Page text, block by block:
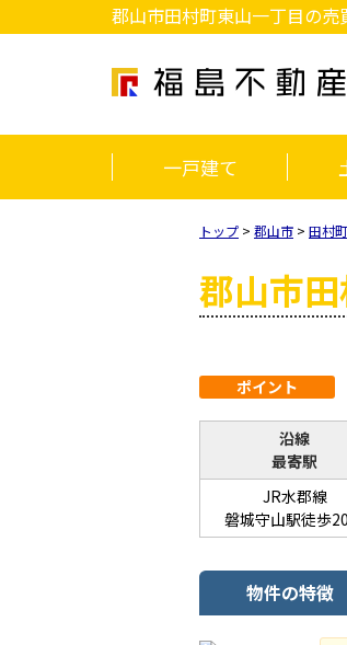
郡山市田村町東山一丁目の
一戸建て
トップ > 郡山市 > 田村
郡山市
ポイント
沿線
最寄駅
JR水郡線
磐城守山駅徒歩
物件の特徴